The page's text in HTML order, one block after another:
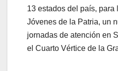
13 estados del país, para
Jóvenes de la Patria, un
jornadas de atención en
el Cuarto Vértice de la